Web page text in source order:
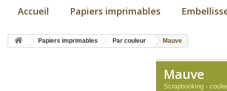
Accueil Papiers imprimables
Papiers imprimables Par couleur Mauve
Mauve
Scrapbooking -